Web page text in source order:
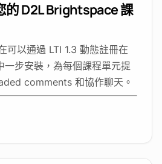
的 D2L Brightspace 課
可以通過 LTI 1.3 動態註冊在
步安裝，為每個課程單元提
comments 和協作聊天。